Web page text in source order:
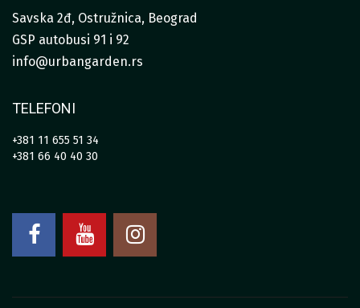
Savska 2đ, Ostružnica, Beograd
GSP autobusi 91 i 92
info@urbangarden.rs
TELEFONI
+381 11 655 51 34
+381 66 40 40 30